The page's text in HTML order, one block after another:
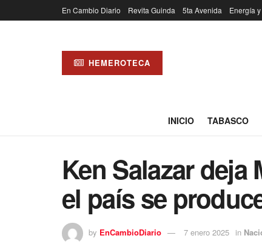
En Cambio Diario Revita Guinda 5ta Avenida Energía
HEMEROTECA
INICIO TABASCO
Ken Salazar deja
el país se
by EnCambioDiario 7 enero 2025 in